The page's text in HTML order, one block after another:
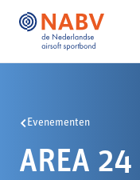
Evenementen
AREA